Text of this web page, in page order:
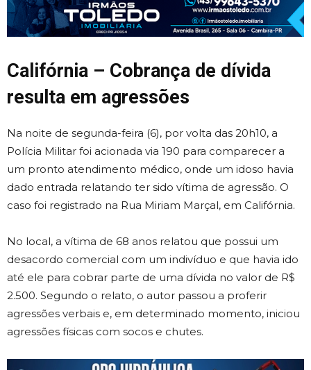
Califórnia – Cobrança de dívida
resulta em agressões
Na noite de segunda-feira (6), por volta das 20h10, a
Polícia Militar foi acionada via 190 para comparecer a
um pronto atendimento médico, onde um idoso havia
dado entrada relatando ter sido vítima de agressão. O
caso foi registrado na Rua Miriam Marçal, em Califórnia.
No local, a vítima de 68 anos relatou que possui um
desacordo comercial com um indivíduo e que havia ido
até ele para cobrar parte de uma dívida no valor de R$
2.500. Segundo o relato, o autor passou a proferir
agressões verbais e, em determinado momento, iniciou
agressões físicas com socos e chutes.